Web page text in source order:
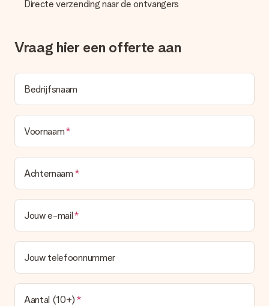
deze ook altijd terugvinden in jouw MySurprise. Je kunt dus
Directe verzending naar de ontvangers
Vraag hier een offerte aan
Bedrijfsnaam
Voornaam
Achternaam
Jouw e-mail
Jouw telefoonnummer
Aantal (10+)